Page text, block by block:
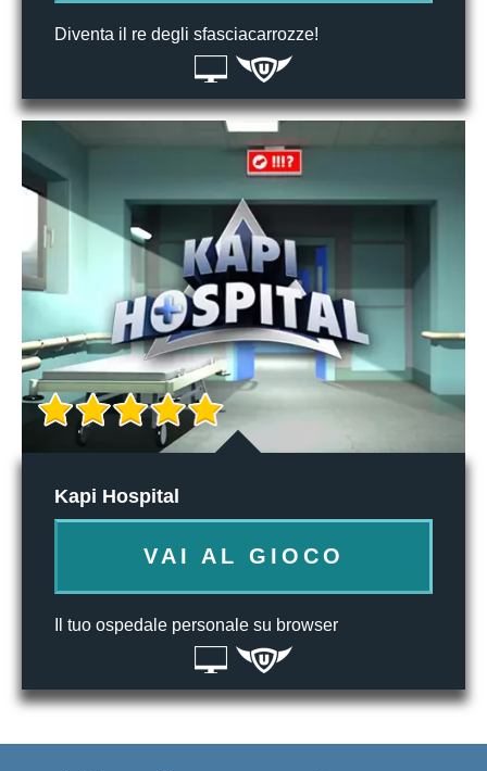
Diventa il re degli sfasciacarrozze!
Kapi Hospital
VAI AL GIOCO
Il tuo ospedale personale su browser